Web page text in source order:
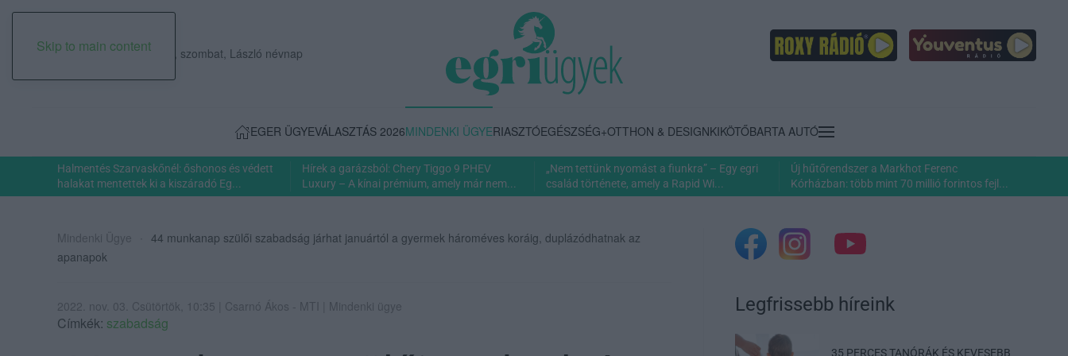
Skip to main content
2026. augusztus 08., szombat, László névnap
EGER ÜGYEVÁLASZTÁS 2026MINDENKI ÜGYERIASZTÓEGÉSZSÉG+OTTHON & DESIGNKIKÖTŐBARTA AUTÓ
Halmentés Szarvaskőnél: őshonos és védett
halakat mentettek ki a kiszáradó Eg...
Hírek a garázsból: Chery Tiggo 9 PHEV
Luxury – A kínai prémium, amely már nem...
„Nem tettünk nyomást a fiunkra” – Egy egri
család története, amely a Rapid Wi...
Új hűtőrendszer a Markhot Ferenc
Kórházban: több mint 70 millió forintos fejl...
Mindenki Ügye
44 munkanap szülői szabadság járhat januártól a gyermek hároméves koráig, duplázódhatnak az
apanapok
2022. nov. 03. Csütörtök, 10:35 | Csarnó Ákos - MTI | Mindenki ügye
Címkék: szabadság
Legfrissebb híreink
35 PERCES TANÓRÁK ÉS KEVESEBB